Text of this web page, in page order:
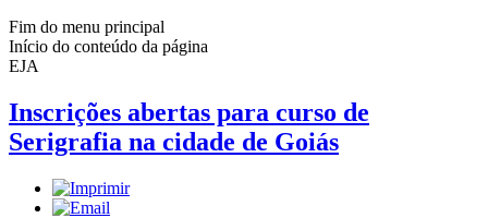
Fim do menu principal
Início do conteúdo da página
EJA
Inscrições abertas para curso de
Serigrafia na cidade de Goiás